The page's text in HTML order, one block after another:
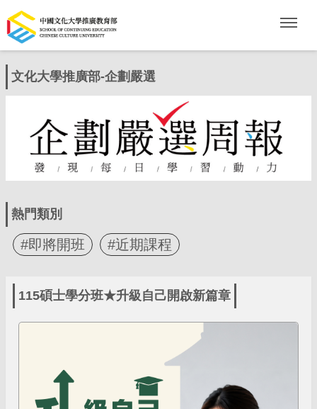
文化大學推廣部-企劃嚴選
熱門類別
#即將開班 #近期課程
115碩士學分班★升級自己開啟新篇章